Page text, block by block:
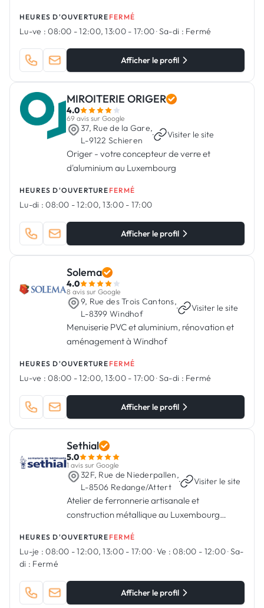
HEURES D'OUVERTURE FERMÉ
Lu-ve : 08:00 - 12:00, 13:00 - 17:00·Sa-di : Fermé
Afficher le profil
MIROITERIE ORIGER
4.0
69 avis sur Google
37, Rue de la Gare,
L-9122 Schieren
· Visiter le site
Origer - votre concepteur de verre et
d'aluminium au Luxembourg
HEURES D'OUVERTURE FERMÉ
Lu-di : 08:00 - 12:00, 13:00 - 17:00
Afficher le profil
Solema
4.0
8 avis sur Google
9, Rue des Trois Cantons,
L-8399 Windhof
· Visiter le site
Menuiserie PVC et aluminium, rénovation et
aménagement à Windhof
HEURES D'OUVERTURE FERMÉ
Lu-ve : 08:00 - 12:00, 13:00 - 17:00·Sa-di : Fermé
Afficher le profil
Sethial
5.0
1 avis sur Google
32F, Rue de Niederpallen,
L-8506 Redange/Attert
· Visiter le site
Atelier de ferronnerie artisanale et
construction métallique au Luxembourg
HEURES D'OUVERTURE FERMÉ
Lu-je : 08:00 - 12:00, 13:00 - 17:00·Ve : 08:00 - 12:00·Sa-
di : Fermé
Afficher le profil